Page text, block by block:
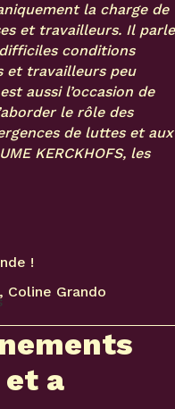
la charge de
et travailleurs. Il parle
conditions
et travailleurs peu
aussi l’occasion de
le rôle des
de luttes et aux
KERCKHOFS, les
!
Coline Grando
a